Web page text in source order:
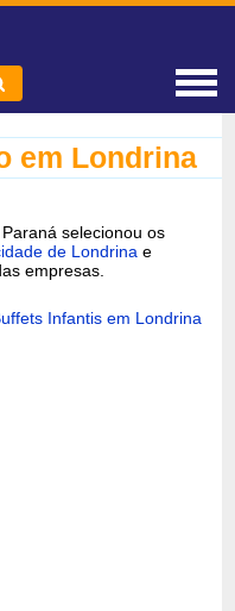
em Londrina
selecionou os
de Londrina e
empresas.
Infantis em Londrina